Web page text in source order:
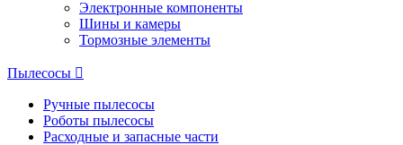
Электронные компоненты
Шины и камеры
Тормозные элементы
Пылесосы
Ручные пылесосы
Роботы пылесосы
Расходные и запасные части